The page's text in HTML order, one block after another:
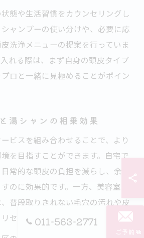
態や生活習慣をカウンセリングし
ャンプーの使い分けや、必要に応
洗浄メニューの提案を行っていま
れる際は、まず自身の頭皮タイプ
ロと一緒に見極めることがポイン
湯シャンの相乗効果
ビスを組み合わせることで、より
を目指すことができます。自宅で
常的な頭皮の負担を減らし、余分
のに効果的です。一方、美容室で
普段取りきれない毛穴の汚れや皮
セットしてくれます。
011-563-2771
ご予約